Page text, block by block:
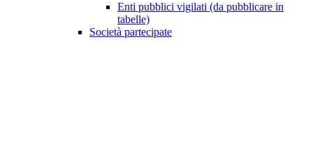
Enti pubblici vigilati (da pubblicare in
tabelle)
Società partecipate